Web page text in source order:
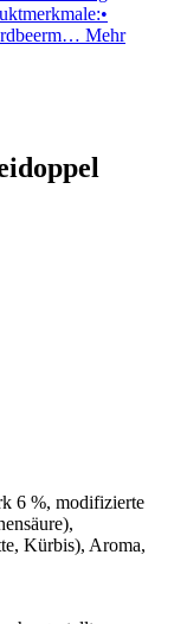
Mehr
6 %, modifizierte
Kürbis), Aroma,